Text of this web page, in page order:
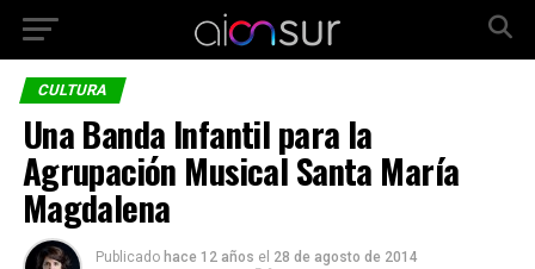
CULTURA
Una Banda Infantil para la
Agrupación Musical Santa María
Magdalena
Publicado hace 12 años el 28 de agosto de 2014